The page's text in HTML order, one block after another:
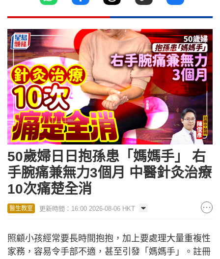
50歲婦日日抱孫患「媽媽手」 右
手腕痛兼無力3個月 中醫針灸治療
10次痛楚全消
醫生教室 更新時間：16:00 2026-08-06 HKT
照顧小孩經常要長時間抱抱，加上要處理大量重複性
家務，容易令手部不適，甚至引發「媽媽手」。註冊